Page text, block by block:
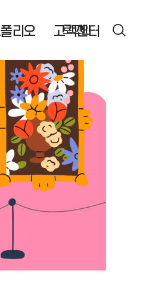
리오 고객센터
로그인
검색